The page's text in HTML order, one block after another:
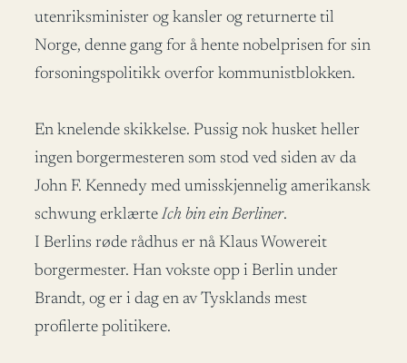
utenriksminister og kansler og returnerte til
Norge, denne gang for å hente nobelprisen for sin
forsoningspolitikk overfor kommunistblokken.
En knelende skikkelse. Pussig nok husket heller
ingen borgermesteren som stod ved siden av da
John F. Kennedy med umisskjennelig amerikansk
schwung erklærteIch bin ein Berliner.
I Berlins røde rådhus er nå Klaus Wowereit
borgermester. Han vokste opp i Berlin under
Brandt, og er i dag en av Tysklands mest
profilerte politikere.